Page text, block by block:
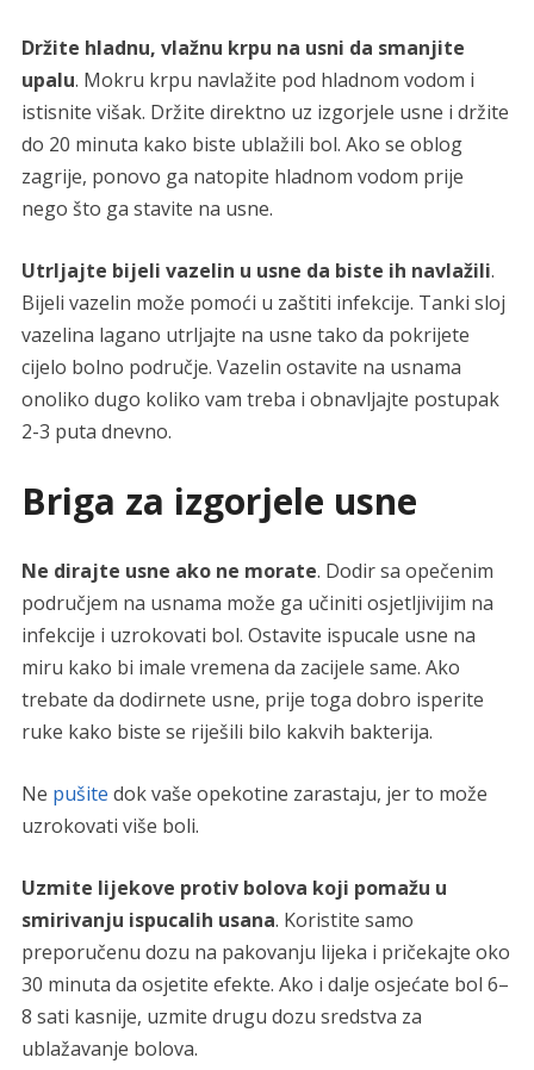
Držite hladnu, vlažnu krpu na usni da smanjite
upalu. Mokru krpu navlažite pod hladnom vodom i
istisnite višak. Držite direktno uz izgorjele usne i držite
do 20 minuta kako biste ublažili bol. Ako se oblog
zagrije, ponovo ga natopite hladnom vodom prije
nego što ga stavite na usne.
Utrljajte bijeli vazelin u usne da biste ih navlažili.
Bijeli vazelin može pomoći u zaštiti infekcije. Tanki sloj
vazelina lagano utrljajte na usne tako da pokrijete
cijelo bolno područje. Vazelin ostavite na usnama
onoliko dugo koliko vam treba i obnavljajte postupak
2-3 puta dnevno.
Briga za izgorjele usne
Ne dirajte usne ako ne morate. Dodir sa opečenim
područjem na usnama može ga učiniti osjetljivijim na
infekcije i uzrokovati bol. Ostavite ispucale usne na
miru kako bi imale vremena da zacijele same. Ako
trebate da dodirnete usne, prije toga dobro isperite
ruke kako biste se riješili bilo kakvih bakterija.
Ne pušite dok vaše opekotine zarastaju, jer to može
uzrokovati više boli.
Uzmite lijekove protiv bolova koji pomažu u
smirivanju ispucalih usana. Koristite samo
preporučenu dozu na pakovanju lijeka i pričekajte oko
30 minuta da osjetite efekte. Ako i dalje osjećate bol 6–
8 sati kasnije, uzmite drugu dozu sredstva za
ublažavanje bolova.